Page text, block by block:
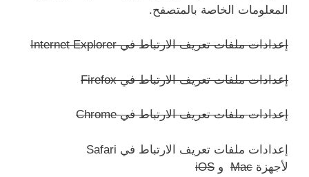
المعلومات الخاصة بالمتصفح.
إعدادات ملفات تعريف الارتباط في Internet Explorer
إعدادات ملفات تعريف الارتباط في Firefox
إعدادات ملفات تعريف الارتباط في Chrome
إعدادات ملفات تعريف الارتباط في Safari
لأجهزة Mac و iOS